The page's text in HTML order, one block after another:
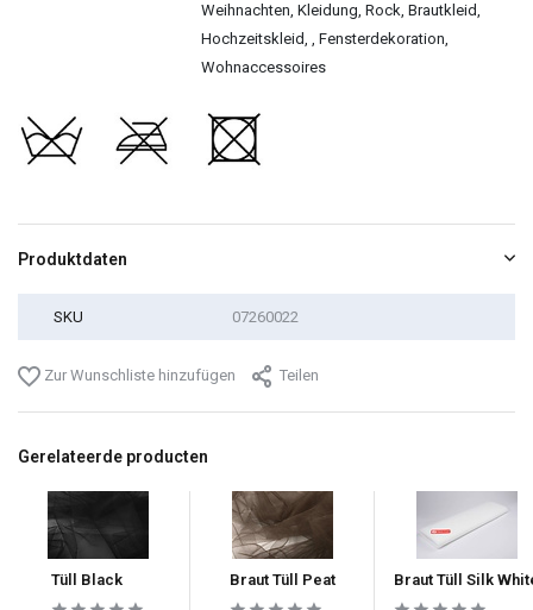
Weihnachten, Kleidung, Rock, Brautkleid,
Hochzeitskleid, , Fensterdekoration,
Wohnaccessoires
Produktdaten
SKU 07260022
Zur Wunschliste hinzufügen Teilen
Gerelateerde producten
Tüll Black Braut Tüll Peat Braut Tüll Silk